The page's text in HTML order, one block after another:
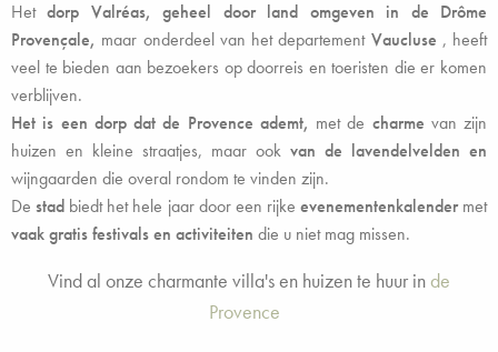
Hetdorp Valréas, geheel door land omgeven in de Drôme
Provençale, maar onderdeel van het departement Vaucluse , heeft
veel te bieden aan bezoekers op doorreis en toeristen die er komen
verblijven.
Het is een dorp dat de Provence ademt, met de charme van zijn
huizen en kleine straatjes, maar ook van de lavendelvelden en
wijngaarden die overal rondom te vinden zijn.
Destad biedt het hele jaar door een rijke evenementenkalendermet
vaak gratis festivals en activiteiten die u niet mag missen.
Vind al onze charmante villa's en huizen te huur in de
Provence